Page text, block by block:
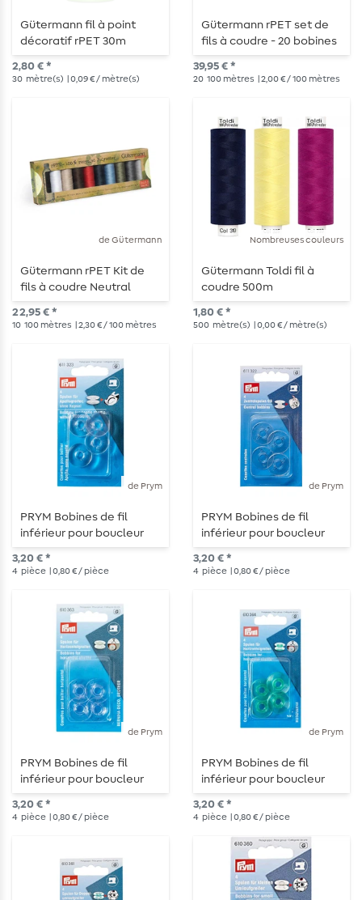
Gütermann fil à point
décoratif rPET 30m
2,80 € *
30 mètre(s) | 0,09 € / mètre(s)
Gütermann rPET set de
fils à coudre - 20 bobines
39,95 € *
20 100 mètres | 2,00 € / 100 mètres
de Gütermann
Gütermann rPET Kit de
fils à coudre Neutral
22,95 € *
10 100 mètres | 2,30 € / 100 mètres
Nombreuses couleurs
Gütermann Toldi fil à
coudre 500m
1,80 € *
500 mètre(s) | 0,00 € / mètre(s)
de Prym
PRYM Bobines de fil
inférieur pour boucleur
Apollo 20mm
3,20 € *
4 pièce | 0,80 € / pièce
de Prym
PRYM Bobines de fil
inférieur pour boucleur
CB 20,5mm
3,20 € *
4 pièce | 0,80 € / pièce
de Prym
PRYM Bobines de fil
inférieur pour boucleur
horizontal 21,2mm
3,20 € *
4 pièce | 0,80 € / pièce
de Prym
PRYM Bobines de fil
inférieur pour boucleur
horizontal 21,6mm
3,20 € *
4 pièce | 0,80 € / pièce